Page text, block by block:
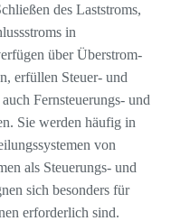
des Laststroms,
in
über Überstrom-
erfüllen Steuer- und
Fernsteuerungs- und
Sie werden häufig in
von
als Steuerungs- und
sich besonders für
erforderlich sind.